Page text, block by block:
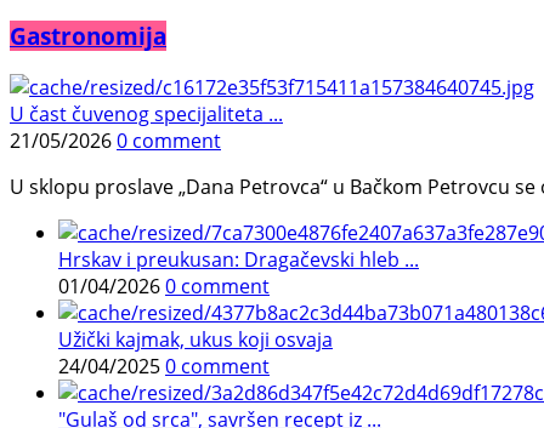
Gastronomija
U čast čuvenog specijaliteta ...
21/05/20260 comment
U sklopu proslave „Dana Petrovca“ u Bačkom Petrovcu
Hrskav i preukusan: Dragačevski hleb ...
01/04/20260 comment
Užički kajmak, ukus koji osvaja
24/04/20250 comment
"Gulaš od srca", savršen recept iz ...